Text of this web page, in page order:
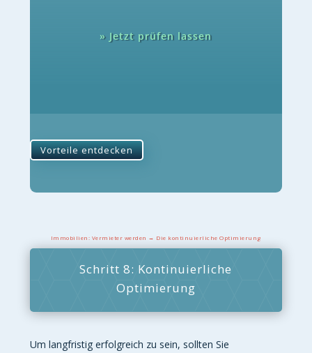
» Jetzt prüfen lassen
Vorteile entdecken
Immobilien: Vermieter werden → Die kontinuierliche Optimierung
Schritt 8: Kontinuierliche
Optimierung
Um langfristig erfolgreich zu sein, sollten Sie